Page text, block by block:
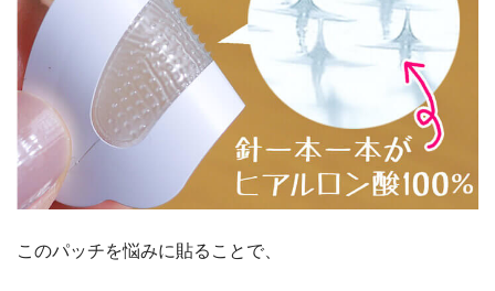
このパッチを悩みに貼ることで、